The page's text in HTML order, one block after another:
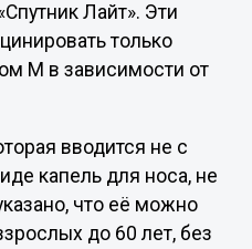
Лайт». Эти
только
M в зависимости от
вводится не с
капель для носа, не
что её можно
до 60 лет, без